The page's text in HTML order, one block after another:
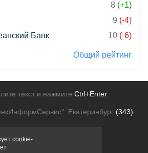
8 (+1)
9 (-4)
Банк
10 (-6)
Общий рейтинг
текст и нажмите Ctrl+Enter
Екатеринбург (343)
Для рекламодателей
cookie-